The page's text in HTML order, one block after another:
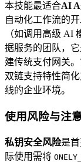
本技能最适合AI
自动化工作流的
（如调用高级 AI
据服务的团队，
建传统支付网关。
双链支持特性简
线的企业环境。
使用风险与注
私钥安全风险是
际使用需将